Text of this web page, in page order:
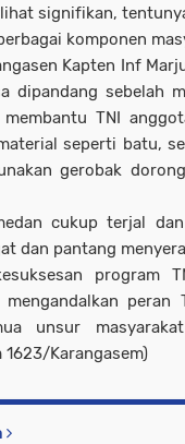
signifikan,
komponen
Kapten Inf
dipandang sebelah
TNI
seperti batu,
gerobak
cukup terjal
dan pantang
program
unsur
Karangasem)